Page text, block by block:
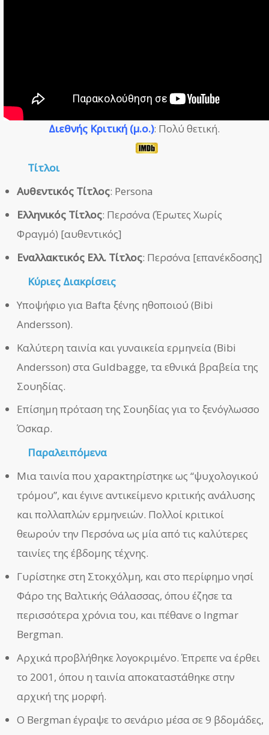
Διεθνής Κριτική (μ.ο.): Πολύ θετική.
Τίτλοι
Αυθεντικός Τίτλος: Persona
Ελληνικός Τίτλος: Περσόνα (Έρωτες Χωρίς
Φραγμό) [αυθεντικός]
Εναλλακτικός Ελλ. Τίτλος: Περσόνα [επανέκδοσης]
Κύριες Διακρίσεις
Υποψήφιο για Bafta ξένης ηθοποιού (Bibi
Andersson).
Καλύτερη ταινία και γυναικεία ερμηνεία (Bibi
Andersson) στα Guldbagge, τα εθνικά βραβεία της
Σουηδίας.
Επίσημη πρόταση της Σουηδίας για το ξενόγλωσσο
Όσκαρ.
Παραλειπόμενα
Μια ταινία που χαρακτηρίστηκε ως “ψυχολογικού
τρόμου”, και έγινε αντικείμενο κριτικής ανάλυσης
και πολλαπλών ερμηνειών. Πολλοί κριτικοί
θεωρούν την Περσόνα ως μία από τις καλύτερες
ταινίες της έβδομης τέχνης.
Γυρίστηκε στη Στοκχόλμη, και στο περίφημο νησί
Φάρο της Βαλτικής Θάλασσας, όπου έζησε τα
περισσότερα χρόνια του, και πέθανε ο Ingmar
Bergman.
Αρχικά προβλήθηκε λογοκριμένο. Έπρεπε να έρθει
το 2001, όπου η ταινία αποκαταστάθηκε στην
αρχική της μορφή.
Ο Bergman έγραψε το σενάριο μέσα σε 9 βδομάδες,